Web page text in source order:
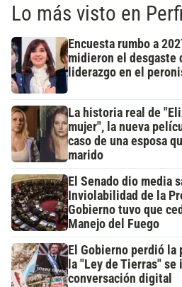
Lo más visto en Perfil
Encuesta rumbo a
midieron el desgaste
liderazgo en el
La historia real de
mujer", la nueva
caso de una esposa
marido
El Senado dio media
Inviolabilidad de la
Gobierno tuvo que
Manejo del Fuego
El Gobierno perdió la
la "Ley de Tierras"
conversación digital